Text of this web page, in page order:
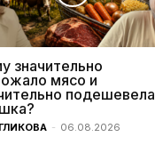
значительно
мясо и
подешевела
- 06.08.2026